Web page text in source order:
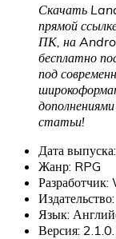
Скачать
прямой
ПК, на
бесплатно
под
статьи!
Дата
Жанр: RPG
Язык:
Версия: